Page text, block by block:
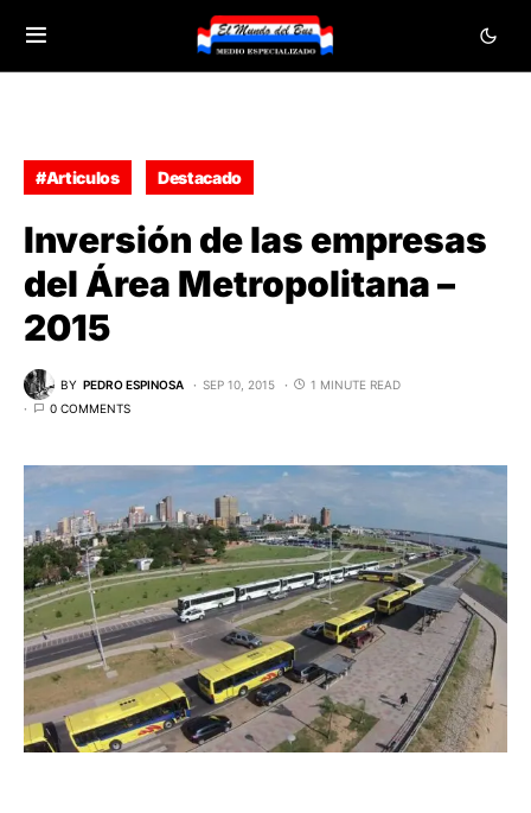
#Articulos Destacado
Inversión de las empresas
del Área Metropolitana –
2015
BY PEDRO ESPINOSA SEP 10, 2015
1 MINUTE READ
0 COMMENTS